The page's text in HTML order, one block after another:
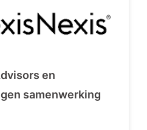
en
samenwerking